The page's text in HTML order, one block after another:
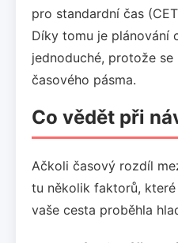
pro standardní čas
Díky tomu je plánování
jednoduché, protože
časového pásma.
Co vědět při
Ačkoli časový rozdíl
tu několik faktorů,
vaše cesta proběhla